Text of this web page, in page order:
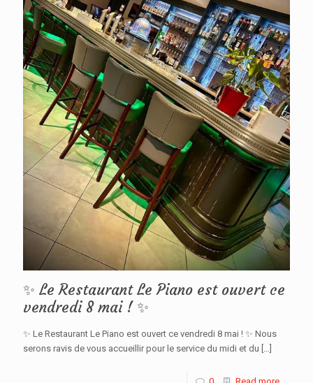
✨ Le Restaurant Le Piano est ouvert ce
vendredi 8 mai ! ✨
✨ Le Restaurant Le Piano est ouvert ce vendredi 8 mai ! ✨ Nous
serons ravis de vous accueillir pour le service du midi et du […]